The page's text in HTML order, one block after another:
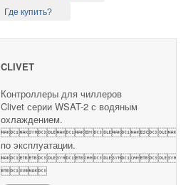
Где купить?
CLIVET
Контроллеры для чиллеров
Clivet серии WSAT-2 с водяным
охлаждением.
по эксплуатации.
